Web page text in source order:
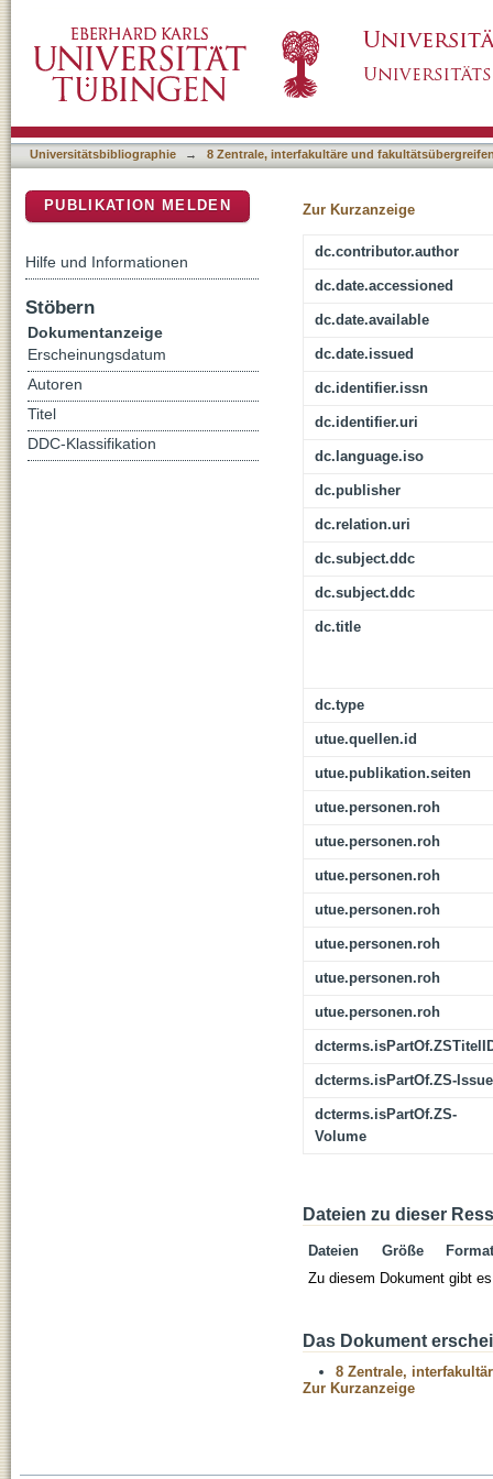
tandem mass spectrometry for the analysis
Universitätsbibliographie → 8 Zentrale, interfakultäre und
Zur Kurzanzeige
dc.contributor.author
dc.date.accessioned
dc.date.available
dc.date.issued
dc.identifier.issn
dc.identifier.uri
dc.language.iso
dc.publisher
dc.relation.uri
dc.subject.ddc
dc.subject.ddc
dc.title
dc.type
utue.quellen.id
utue.publikation.seiten
utue.personen.roh
utue.personen.roh
utue.personen.roh
utue.personen.roh
utue.personen.roh
utue.personen.roh
utue.personen.roh
dcterms.isPartOf.ZS-Issue
dcterms.isPartOf.ZS-
Volume
Dateien zu dieser
Dateien Größe
Format
Zu diesem Dokument gibt
Das Dokument
8 Zentrale,
Zur Kurzanzeige
PUBLIKATION MELDEN
Hilfe und Informationen
Stöbern
Dokumentanzeige
Erscheinungsdatum
Autoren
Titel
DDC-Klassifikation